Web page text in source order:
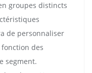
groupes distincts
de personnaliser
fonction des
segment.